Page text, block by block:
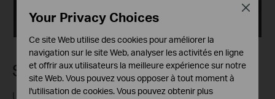
Station Omni polyvalente
Une nouvelle mise à niveau de l'Omni Station offre
Your Privacy Choices
Ce site Web utilise des cookies pour améliorer la
navigation sur le site Web, analyser les activités en ligne
et offrir aux utilisateurs la meilleure expérience sur notre
site Web. Vous pouvez vous opposer à tout moment à
l'utilisation de cookies. Vous pouvez obtenir plus
Close